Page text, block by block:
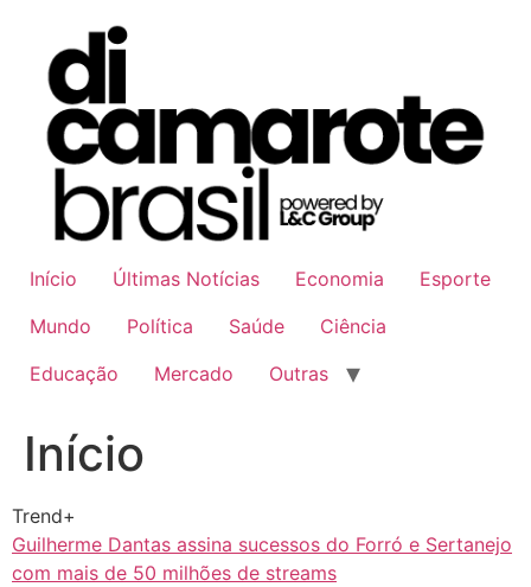
conteúdo
Início Últimas Notícias Economia
Esporte
Mundo
Política Saúde
Ciência
Educação
Mercado Outras
Início
Trend+
Guilherme Dantas assina sucessos do Forró e Sertanejo
com mais de 50 milhões de streams